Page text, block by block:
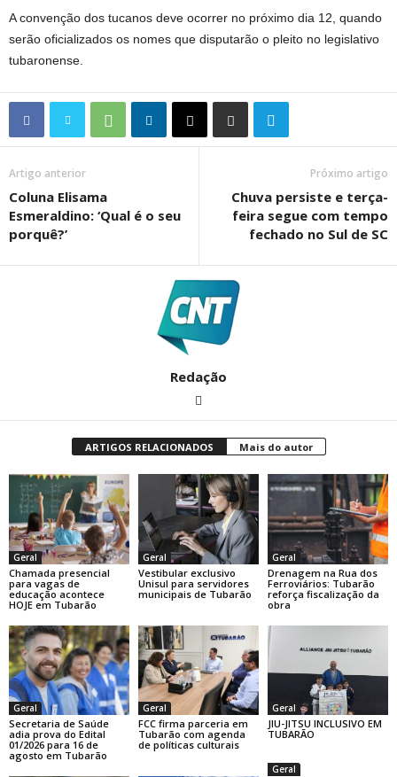
A convenção dos tucanos deve ocorrer no próximo dia 12, quando
serão oficializados os nomes que disputarão o pleito no legislativo
tubaronense.
Artigo anterior
Coluna Elisama
Esmeraldino: ‘Qual é o seu
porquê?’
Próximo artigo
Chuva persiste e terça-
feira segue com tempo
fechado no Sul de SC
Redação
ARTIGOS RELACIONADOS Mais do autor
Geral
Chamada presencial
para vagas de
educação acontece
HOJE em Tubarão
Geral
Vestibular exclusivo
Unisul para servidores
municipais de Tubarão
Geral
Drenagem na Rua dos
Ferroviários: Tubarão
reforça fiscalização da
obra
Geral
Secretaria de Saúde
adia prova do Edital
01/2026 para 16 de
agosto em Tubarão
Geral
FCC firma parceria em
Tubarão com agenda
de políticas culturais
Geral
JIU-JITSU INCLUSIVO EM
TUBARÃO
Geral